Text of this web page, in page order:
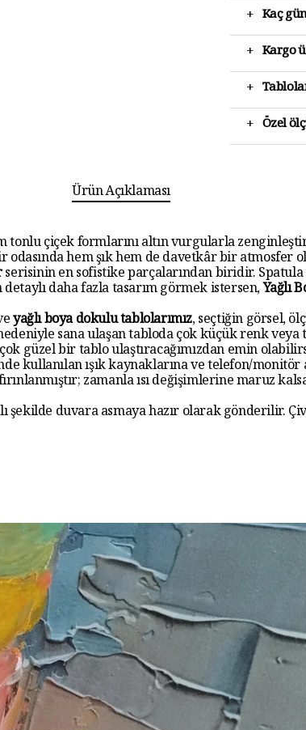
+ Kaç
+ Kargo
+
+ Özel
Ürün Açıklaması
tonlu çiçek formlarını altın vurgularla
hem şık hem de davetkâr bir atmosfer
serisinin en sofistike parçalarından biridir.
detaylı daha fazla tasarım görmek istersen,Yağlı
yağlı boya dokulu tablolarımız, seçtiğin görsel,
sana ulaşan tabloda çok küçük renk
güzel bir tablo ulaştıracağımızdan emin
kullanılan ışık kaynaklarına ve telefon/
zamanla ısı değişimlerine maruz
şekilde duvara asmaya hazır olarak gönderilir.